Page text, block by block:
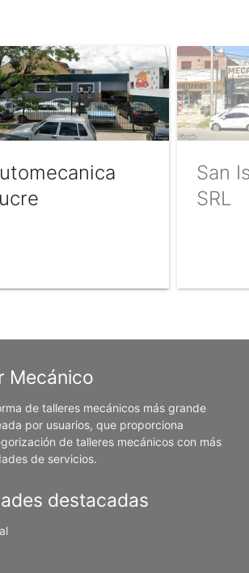
San
SRL
Mecánico
de talleres mecánicos más grande
por usuarios, que proporciona
de talleres mecánicos con más
de servicios.
destacadas